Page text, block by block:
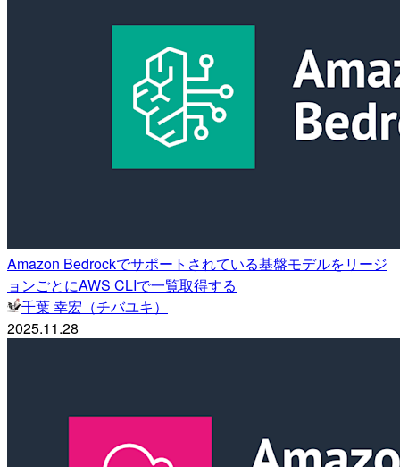
Amazon Bedrockでサポートされている基盤モデルをリージ
ョンごとにAWS CLIで一覧取得する
千葉 幸宏（チバユキ）
2025.11.28